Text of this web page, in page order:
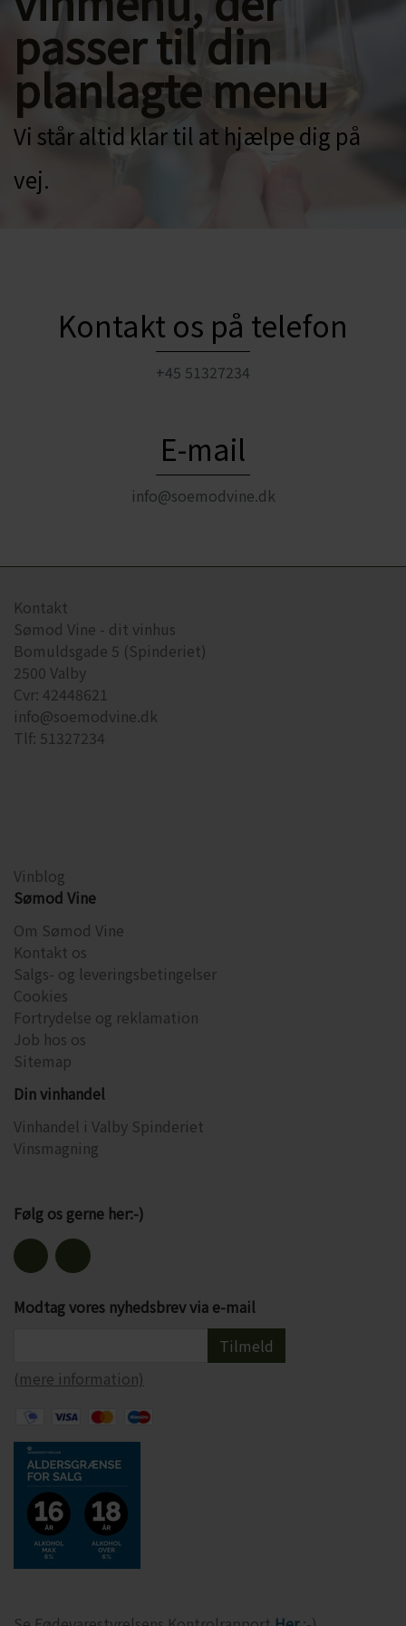
passer til din
planlagte menu
Vi står altid klar til at hjælpe dig på
vej.
Kontakt os på telefon
+45 51327234
E-mail
info@soemodvine.dk
Kontakt
Sømod Vine - dit vinhus
Bomuldsgade 5 (Spinderiet)
2500 Valby
Cvr: 42448621
info@soemodvine.dk
Tlf: 51327234
Vinblog
Sømod Vine
Om Sømod Vine
Kontakt os
Salgs- og leveringsbetingelser
Cookies
Fortrydelse og reklamation
Job hos os
Sitemap
Din vinhandel
Vinhandel i Valby Spinderiet
Vinsmagning
Følg os gerne her:-)
Modtag vores nyhedsbrev via e-mail
Tilmeld
(mere information)